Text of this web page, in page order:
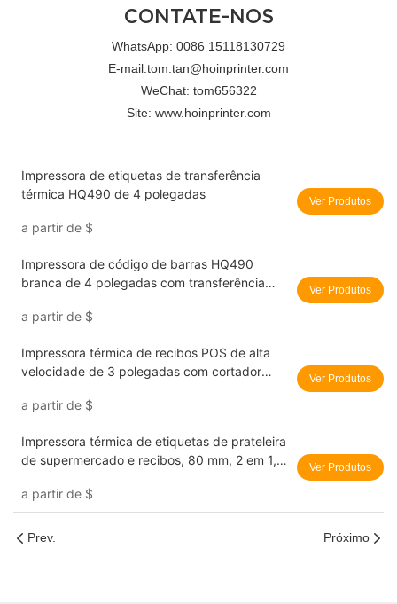
CONTATE-NOS
WhatsApp: 0086 15118130729
E-mail:tom.tan@hoinprinter.com
WeChat: tom656322
Site: www.hoinprinter.com
Impressora de etiquetas de transferência
térmica HQ490 de 4 polegadas
a partir de $
Ver Produtos
Impressora de código de barras HQ490
branca de 4 polegadas com transferência
conexão USB e Bluetooth.
a partir de $
Ver Produtos
Impressora térmica de recibos POS de alta
velocidade de 3 polegadas com cortador
código de barras 1D/2D
a partir de $
Ver Produtos
Impressora térmica de etiquetas de prateleira
de supermercado e recibos, 80 mm, 2 em 1,
e etiquetas adesivas
a partir de $
Ver Produtos
Prev. Próximo